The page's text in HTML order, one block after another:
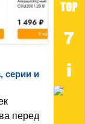
серии и
перед